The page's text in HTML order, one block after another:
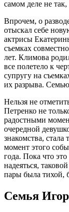
самом деле не
Впрочем, о
отыскал себе
актрисы
съемках
лет. Климова
все полетело к
супругу на
их разрыва. Семью
Нельзя не
Петренко не
радостными
очередной
знакомства, стала
момент этого
года. Пока что
надеяться,
пары была тихой,
Семья